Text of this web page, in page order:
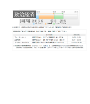
政治経済